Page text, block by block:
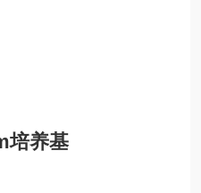
培养基